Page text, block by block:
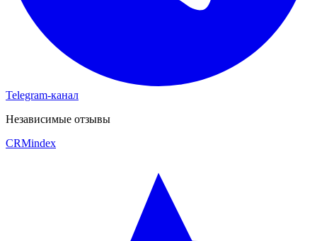
Telegram-канал
Независимые отзывы
CRMindex